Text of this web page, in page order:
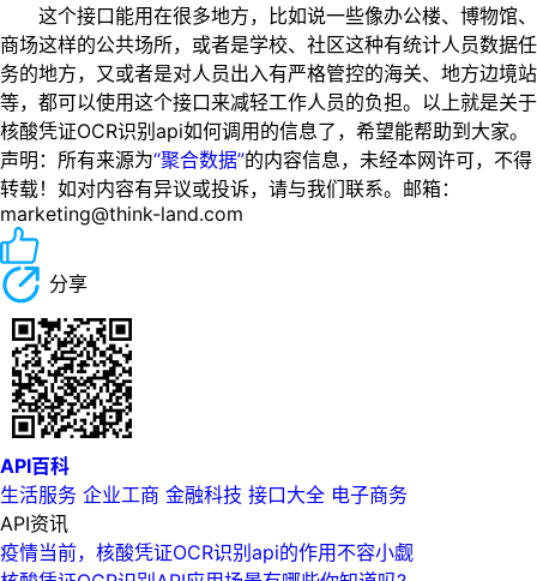
这个接口能用在很多地方，比如说一些像办公楼、博物馆、
商场这样的公共场所，或者是学校、社区这种有统计人员数据任
务的地方，又或者是对人员出入有严格管控的海关、地方边境站
等，都可以使用这个接口来减轻工作人员的负担。以上就是关于
核酸凭证OCR识别api如何调用的信息了，希望能帮助到大家。
声明：所有来源为“聚合数据”的内容信息，未经本网许可，不得
转载！如对内容有异议或投诉，请与我们联系。邮箱：
marketing@think-land.com
分享
API百科
生活服务 企业工商 金融科技 接口大全 电子商务
API资讯
疫情当前，核酸凭证OCR识别api的作用不容小觑